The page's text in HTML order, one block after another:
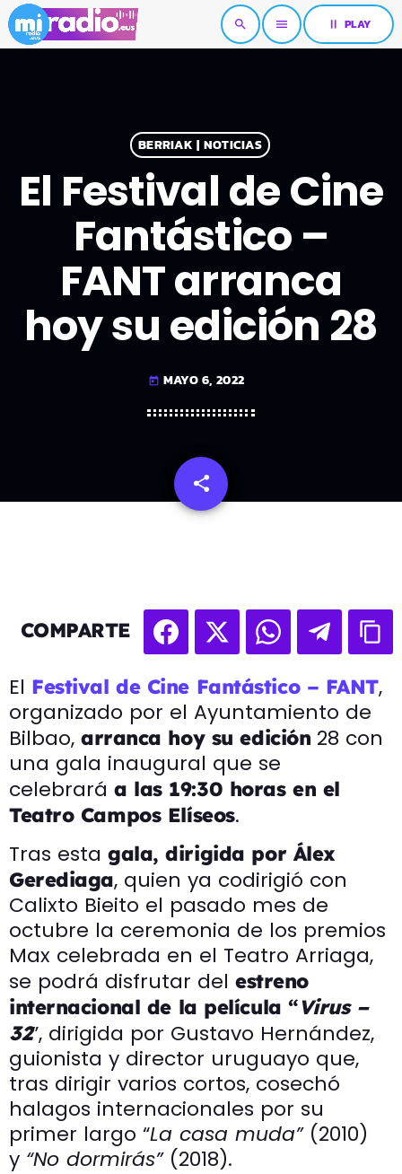
search menu pause PLAY
BERRIAK | NOTICIAS
El Festival de Cine
Fantástico –
FANT arranca
hoy su edición 28
today MAYO 6, 2022
share
email
COMPARTE
El Festival de Cine Fantástico – FANT,
organizado por el Ayuntamiento de
Bilbao, arranca hoy su edición 28 con
una gala inaugural que se
celebrará a las 19:30 horas en el
Teatro Campos Elíseos.
Tras esta gala, dirigida por Álex
Gerediaga, quien ya codirigió con
Calixto Bieito el pasado mes de
octubre la ceremonia de los premios
Max celebrada en el Teatro Arriaga,
se podrá disfrutar del estreno
internacional de la película “Virus –
32”, dirigida por Gustavo Hernández,
guionista y director uruguayo que,
tras dirigir varios cortos, cosechó
halagos internacionales por su
primer largo “La casa muda” (2010)
y “No dormirás” (2018).